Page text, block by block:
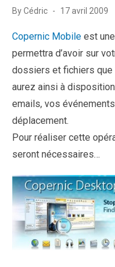
ByCédric
Posted
17 avril 2009
Copernic Mobile est une
permettra d’avoir sur
dossiers et fichiers que
aurez ainsi à
emails, vos
déplacement.
Pour réaliser cette
seront nécessaires…